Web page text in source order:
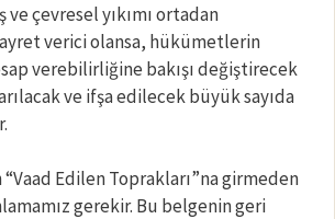
çevresel yıkımı ortadan
verici olansa, hükümetlerin
verebilirliğine bakışı değiştirecek
ve ifşa edilecek büyük sayıda
Edilen Toprakları”na girmeden
gerekir. Bu belgenin geri